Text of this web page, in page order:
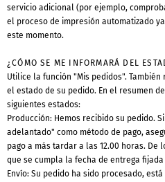
servicio adicional (por ejemplo,
el proceso de impresión automatizado
este momento.
¿CÓMO SE ME INFORMARÁ DEL
Utilice la función "Mis pedidos".
el estado de su pedido. En el resumen
siguientes estados:
Producción: Hemos recibido su pedido.
adelantado" como método de pago,
pago a más tardar a las 12.00 horas.
que se cumpla la fecha de entrega
Envío: Su pedido ha sido procesado,